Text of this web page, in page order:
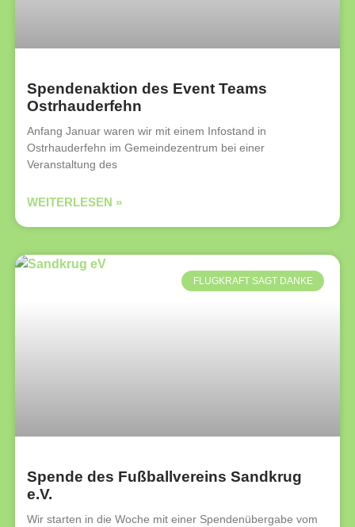
Spendenaktion des Event Teams
Ostrhauderfehn
Anfang Januar waren wir mit einem Infostand in
Ostrhauderfehn im Gemeindezentrum bei einer
Veranstaltung des
WEITERLESEN »
FLUGKRAFT SAGT DANKE
Spende des Fußballvereins Sandkrug
e.V.
Wir starten in die Woche mit einer Spendenübergabe vom